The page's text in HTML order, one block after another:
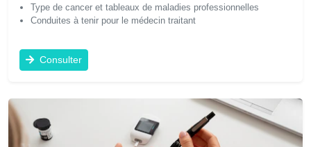
Type de cancer et tableaux de maladies professionnelles
Conduites à tenir pour le médecin traitant
Consulter